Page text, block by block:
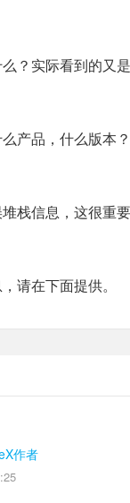
？实际看到的又
产品，什么版本
栈信息，这很重要
请在下面提供。
作者